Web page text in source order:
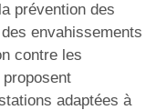
prévention des
envahissements
contre les
adaptées à